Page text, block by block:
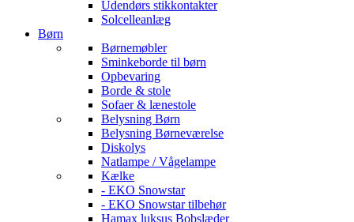
Udendørs stikkontakter
Solcelleanlæg
Børn
Børnemøbler
Sminkeborde til børn
Opbevaring
Borde & stole
Sofaer & lænestole
Belysning Børn
Belysning Børneværelse
Diskolys
Natlampe / Vågelampe
Kælke
- EKO Snowstar
- EKO Snowstar tilbehør
Hamax luksus Bobslæder